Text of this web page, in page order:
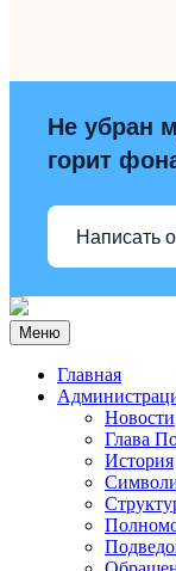
Не убран
горит
Написать
Меню
Главная
Новости
Глава
История